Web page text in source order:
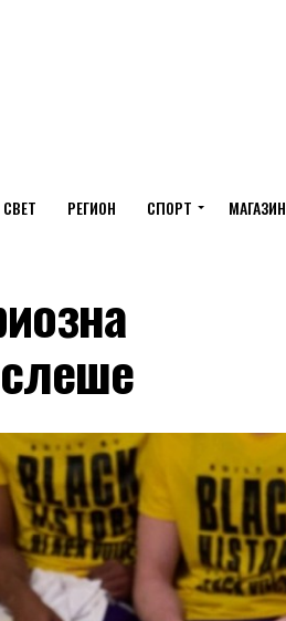
СВЕТ РЕГИОН СПОРТ МАГАЗИН